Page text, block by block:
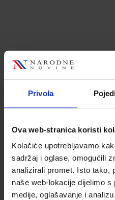
Privola
Ova web-stranica koristi
Kolačiće upotrebljavamo
sadržaj i oglase, omogućili
analizirali promet. Isto tako,
naše web-lokacije dijelimo
medije, oglašavanje i
LE NOUVEAU TAXI!
francuskog
Šifra proizvoda:
993851
Autor(i):
Nathalie
Hutchings
Nakladnik:ALFA d.d.
ministarstva:3590;3591